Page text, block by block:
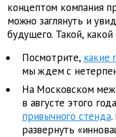
концептом компания
можно заглянуть и
будущего. Такой,
Посмотрите, какие
мы ждем с
На Московском
в августе этого года
привычного стенда.
развернуть